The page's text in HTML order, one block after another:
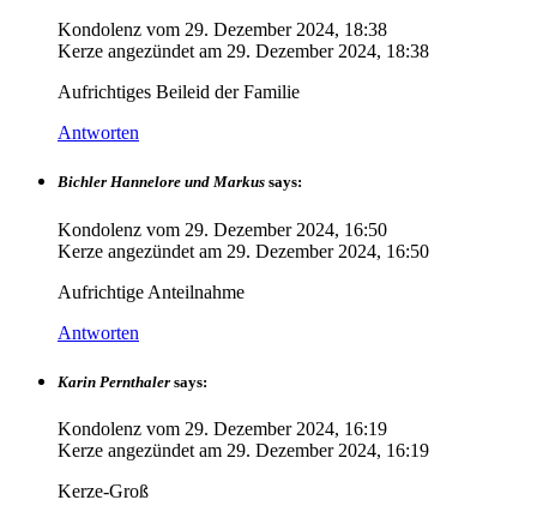
Kondolenz vom 29. Dezember 2024, 18:38
Kerze angezündet am 29. Dezember 2024, 18:38
Aufrichtiges Beileid der Familie
Antworten
Bichler Hannelore und Markus says:
Kondolenz vom 29. Dezember 2024, 16:50
Kerze angezündet am 29. Dezember 2024, 16:50
Aufrichtige Anteilnahme
Antworten
Karin Pernthaler says:
Kondolenz vom 29. Dezember 2024, 16:19
Kerze angezündet am 29. Dezember 2024, 16:19
Kerze-Groß